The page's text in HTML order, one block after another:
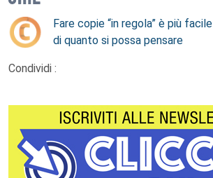
Fare copie “in regola” è più facile
di quanto si possa pensare
Condividi :